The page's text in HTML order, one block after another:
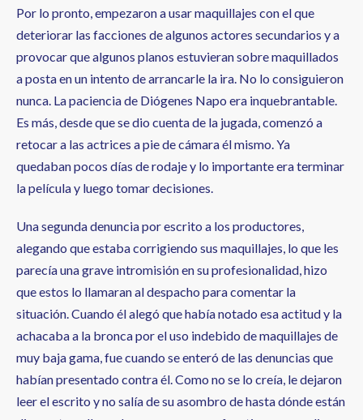
Por lo pronto, empezaron a usar maquillajes con el que
deteriorar las facciones de algunos actores secundarios y a
provocar que algunos planos estuvieran sobre maquillados
a posta en un intento de arrancarle la ira. No lo consiguieron
nunca. La paciencia de Diógenes Napo era inquebrantable.
Es más, desde que se dio cuenta de la jugada, comenzó a
retocar a las actrices a pie de cámara él mismo. Ya
quedaban pocos días de rodaje y lo importante era terminar
la película y luego tomar decisiones.
Una segunda denuncia por escrito a los productores,
alegando que estaba corrigiendo sus maquillajes, lo que les
parecía una grave intromisión en su profesionalidad, hizo
que estos lo llamaran al despacho para comentar la
situación. Cuando él alegó que había notado esa actitud y la
achacaba a la bronca por el uso indebido de maquillajes de
muy baja gama, fue cuando se enteró de las denuncias que
habían presentado contra él. Como no se lo creía, le dejaron
leer el escrito y no salía de su asombro de hasta dónde están